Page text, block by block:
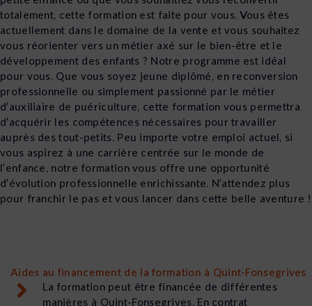
totalement, cette formation est faite pour vous. Vous êtes
actuellement dans le domaine de la vente et vous souhaitez
vous réorienter vers un métier axé sur le bien-être et le
développement des enfants ? Notre programme est idéal
pour vous. Que vous soyez jeune diplômé, en reconversion
professionnelle ou simplement passionné par le métier
d’auxiliaire de puériculture, cette formation vous permettra
d’acquérir les compétences nécessaires pour travailler
auprès des tout-petits. Peu importe votre emploi actuel, si
vous aspirez à une carrière centrée sur le monde de
l’enfance, notre formation vous offre une opportunité
d’évolution professionnelle enrichissante. N’attendez plus
pour franchir le pas et vous lancer dans cette belle aventure !
Aides au financement de la formation à Quint-Fonsegrives
La formation peut être financée de différentes
manières à Quint-Fonsegrives. En contrat